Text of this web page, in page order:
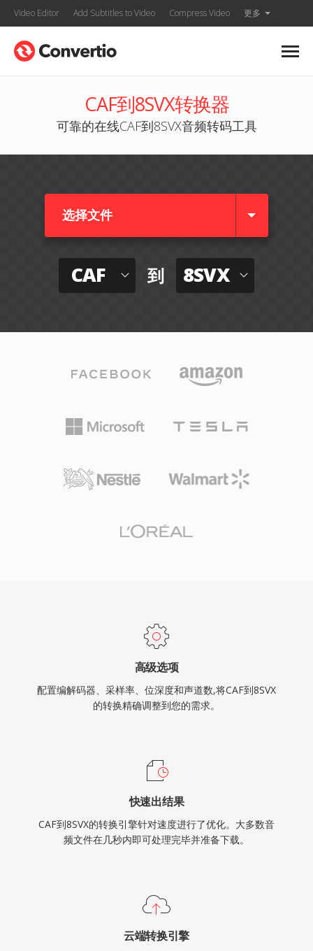
Video Editor Add Subtitles to Video Compress Video 更多
CAF到8SVX转换器
可靠的在线CAF到8SVX音频转码工具
选择文件
CAF 到 8SVX
高级选项
配置编解码器、采样率、位深度和声道数,将CAF到8SVX
的转换精确调整到您的需求。
快速出结果
CAF到8SVX的转换引擎针对速度进行了优化。大多数音
频文件在几秒内即可处理完毕并准备下载。
云端转换引擎